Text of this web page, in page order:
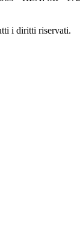
i diritti riservati.